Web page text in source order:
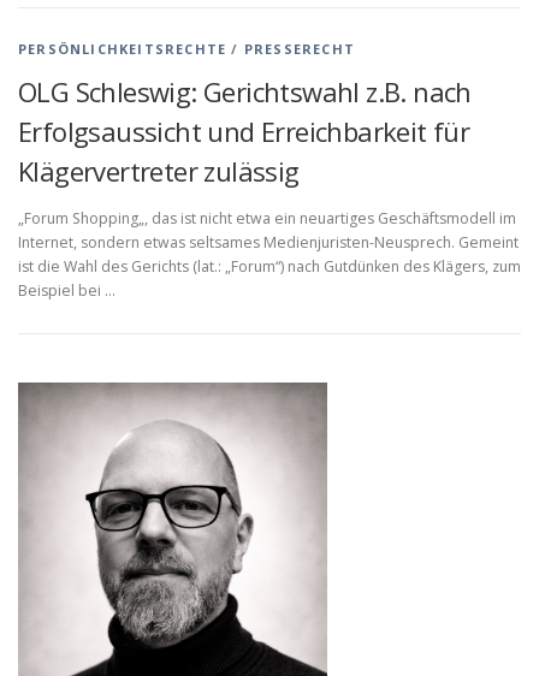
PERSÖNLICHKEITSRECHTE / PRESSERECHT
OLG Schleswig: Gerichtswahl z.B. nach
Erfolgsaussicht und Erreichbarkeit für
Klägervertreter zulässig
„Forum Shopping„, das ist nicht etwa ein neuartiges Geschäftsmodell im
Internet, sondern etwas seltsames Medienjuristen-Neusprech. Gemeint
ist die Wahl des Gerichts (lat.: „Forum“) nach Gutdünken des Klägers, zum
Beispiel bei …